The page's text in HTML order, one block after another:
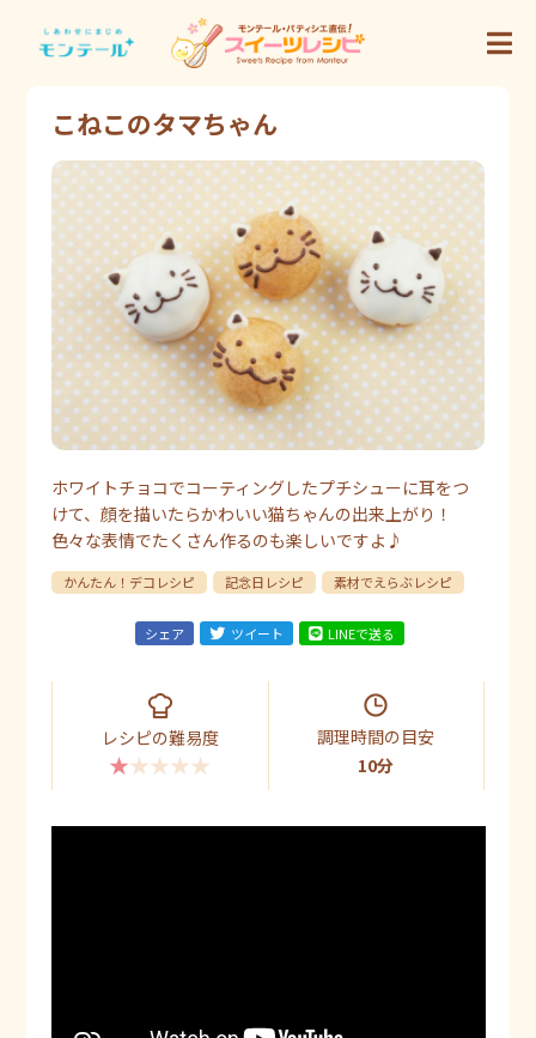
こねこのタマちゃん
ホワイトチョコでコーティングしたプチシューに耳をつ
けて、顔を描いたらかわいい猫ちゃんの出来上がり！
色々な表情でたくさん作るのも楽しいですよ♪
かんたん！デコレシピ 記念日レシピ 素材でえらぶレシピ
シェア ツイート LINEで送る
レシピの難易度
★★★★★
調理時間の目安
10分